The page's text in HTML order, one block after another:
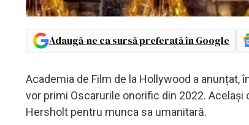
Adaugă-ne ca sursă preferată în Google
Academia de Film de la Hollywood a anunțat,
vor primi Oscarurile onorific din 2022.
Hersholt pentru munca sa umanitară.